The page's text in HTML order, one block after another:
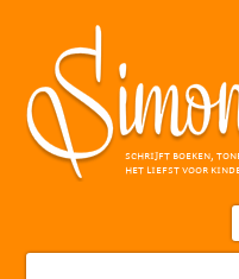
SCHRIJFT BOEKEN,
HET LIEFST VOOR